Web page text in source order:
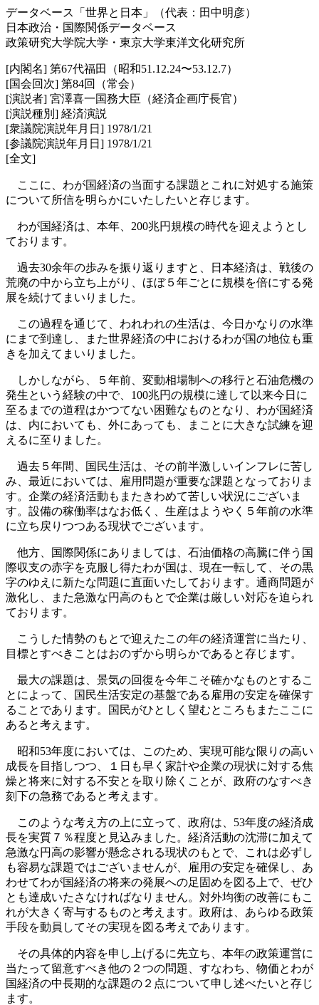
データベース「世界と日本」（代表：田中明彦）
日本政治・国際関係データベース
政策研究大学院大学・東京大学東洋文化研究所
[内閣名] 第67代福田（昭和51.12.24〜53.12.7）
[国会回次] 第84回（常会）
[演説者] 宮澤喜一国務大臣（経済企画庁長官）
[演説種別] 経済演説
[衆議院演説年月日] 1978/1/21
[参議院演説年月日] 1978/1/21
[全文]
ここに、わが国経済の当面する課題とこれに対処する施策
について所信を明らかにいたしたいと存じます。
わが国経済は、本年、200兆円規模の時代を迎えようとし
ております。
過去30余年の歩みを振り返りますと、日本経済は、戦後の
荒廃の中から立ち上がり、ほぼ５年ごとに規模を倍にする発
展を続けてまいりました。
この過程を通じて、われわれの生活は、今日かなりの水準
にまで到達し、また世界経済の中におけるわが国の地位も重
きを加えてまいりました。
しかしながら、５年前、変動相場制への移行と石油危機の
発生という経験の中で、100兆円の規模に達して以来今日に
至るまでの道程はかつてない困難なものとなり、わが国経済
は、内においても、外にあっても、まことに大きな試練を迎
えるに至りました。
過去５年間、国民生活は、その前半激しいインフレに苦し
み、最近においては、雇用問題が重要な課題となっておりま
す。企業の経済活動もまたきわめて苦しい状況にございま
す。設備の稼働率はなお低く、生産はようやく５年前の水準
に立ち戻りつつある現状でございます。
他方、国際関係にありましては、石油価格の高騰に伴う国
際収支の赤字を克服し得たわが国は、現在一転して、その黒
字のゆえに新たな問題に直面いたしております。通商問題が
激化し、また急激な円高のもとで企業は厳しい対応を迫られ
ております。
こうした情勢のもとで迎えたこの年の経済運営に当たり、
目標とすべきことはおのずから明らかであると存じます。
最大の課題は、景気の回復を今年こそ確かなものとするこ
とによって、国民生活安定の基盤である雇用の安定を確保す
ることであります。国民がひとしく望むところもまたここに
あると考えます。
昭和53年度においては、このため、実現可能な限りの高い
成長を目指しつつ、１日も早く家計や企業の現状に対する焦
燥と将来に対する不安とを取り除くことが、政府のなすべき
刻下の急務であると考えます。
このような考え方の上に立って、政府は、53年度の経済成
長を実質７％程度と見込みました。経済活動の沈滞に加えて
急激な円高の影響が懸念される現状のもとで、これは必ずし
も容易な課題ではございませんが、雇用の安定を確保し、あ
わせてわが国経済の将来の発展への足固めを図る上で、ぜひ
とも達成いたさなければなりません。対外均衡の改善にもこ
れが大きく寄与するものと考えます。政府は、あらゆる政策
手段を動員してその実現を図る考えであります。
その具体的内容を申し上げるに先立ち、本年の政策運営に
当たって留意すべき他の２つの問題、すなわち、物価とわが
国経済の中長期的な課題の２点について申し述べたいと存じ
ます。